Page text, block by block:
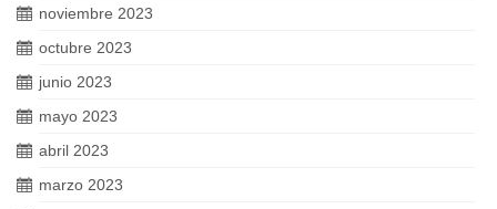
noviembre 2023
octubre 2023
junio 2023
mayo 2023
abril 2023
marzo 2023